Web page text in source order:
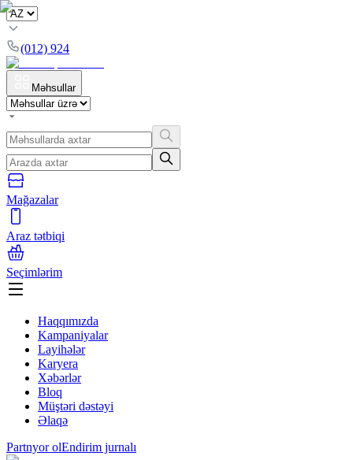
(012) 924
Məhsullar
Mağazalar
Araz tətbiqi
Seçimlərim
Haqqımızda
Kampaniyalar
Layihələr
Karyera
Xəbərlər
Bloq
Müştəri dəstəyi
Əlaqə
Partnyor olEndirim jurnalı